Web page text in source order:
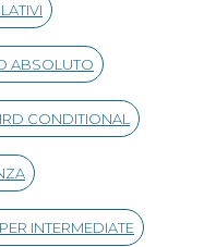
ABSOLUTO
CONDITIONAL
INTERMEDIATE